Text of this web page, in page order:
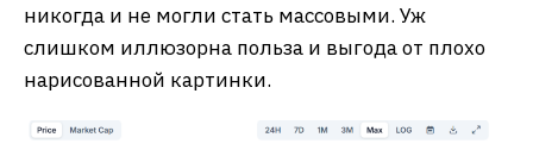
никогда и не могли стать массовыми. Уж
слишком иллюзорна польза и выгода от плохо
нарисованной картинки.